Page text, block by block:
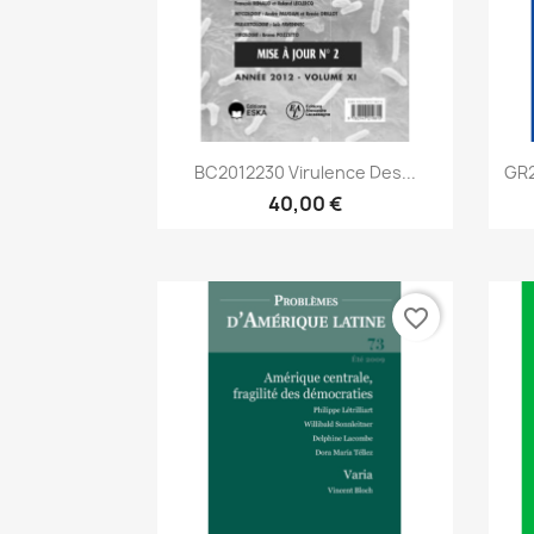
Aperçu rapide
BC2012230 Virulence Des...
40,00 €
favorite_border